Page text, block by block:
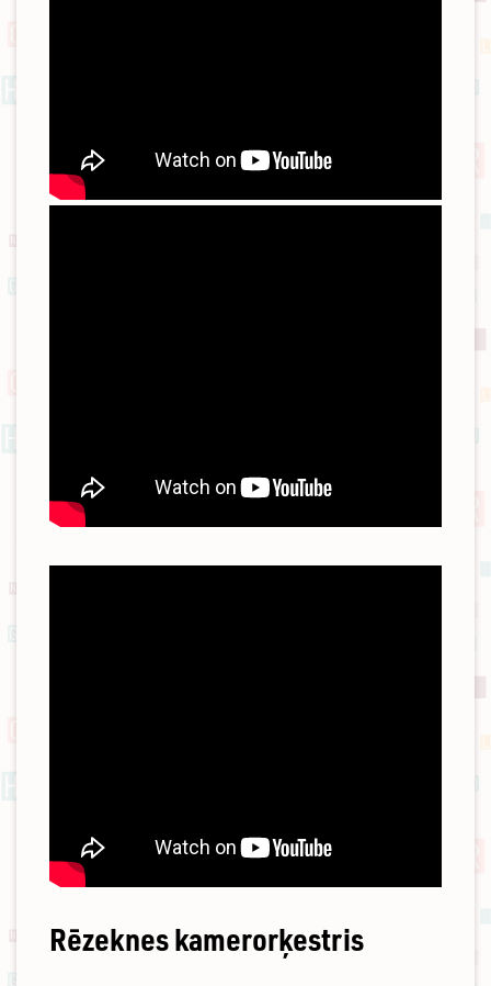
Rēzeknes kamerorķestris